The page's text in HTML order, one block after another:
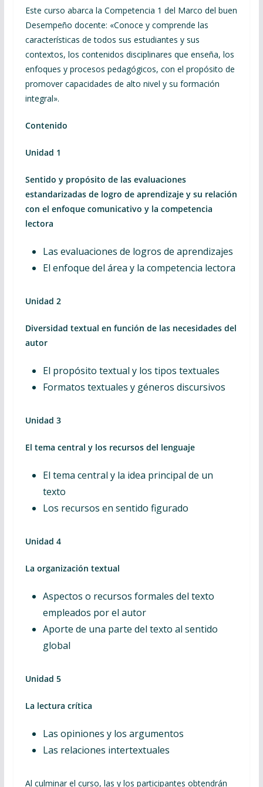
Este curso abarca la Competencia 1 del Marco del buen
Desempeño docente: «Conoce y comprende las
características de todos sus estudiantes y sus
contextos, los contenidos disciplinares que enseña, los
enfoques y procesos pedagógicos, con el propósito de
promover capacidades de alto nivel y su formación
integral».
Contenido
Unidad 1
Sentido y propósito de las evaluaciones
estandarizadas de logro de aprendizaje y su relación
con el enfoque comunicativo y la competencia
lectora
Las evaluaciones de logros de aprendizajes
El enfoque del área y la competencia lectora
Unidad 2
Diversidad textual en función de las necesidades del
autor
El propósito textual y los tipos textuales
Formatos textuales y géneros discursivos
Unidad 3
El tema central y los recursos del lenguaje
El tema central y la idea principal de un
texto
Los recursos en sentido figurado
Unidad 4
La organización textual
Aspectos o recursos formales del texto
empleados por el autor
Aporte de una parte del texto al sentido
global
Unidad 5
La lectura crítica
Las opiniones y los argumentos
Las relaciones intertextuales
Al culminar el curso, las y los participantes obtendrán